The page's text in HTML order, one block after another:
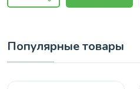
Популярные товары